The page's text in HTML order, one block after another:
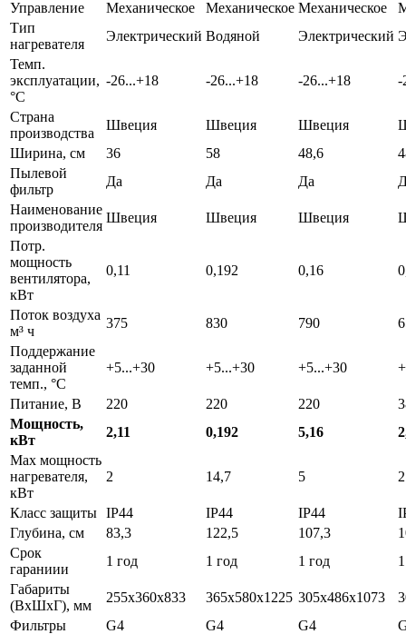
Управление Механическое Механическое Механическое
Тип
нагревателя
Электрический Водяной Электрический
Темп.
эксплуатации,
°С
-26...+18 -26...+18 -26...+18 -
Страна
производства
Швеция Швеция Швеция
Ширина, см
36 58 48,6
Пылевой
фильтр
Да Да Да
Наименование
производителя
Швеция Швеция Швеция
Потр.
мощность
вентилятора,
кВт
0,11 0,192 0,16
Поток воздуха
м³ ч
375 830 790
Поддержание
заданной
темп., °C
+5...+30 +5...+30 +5...+30
Питание, В 220 220 220
Мощность,
кВт
2,11 0,192 5,16
Max мощность
нагревателя,
кВт
2 14,7 5 2
Класс защиты IP44 IP44 IP44
Глубина, см
83,3 122,5 107,3
Срок
гараниии
1 год 1 год 1 год
Габариты
(ВхШхГ), мм
255х360х833 365х580х1225 305х486х1073
Фильтры
G4 G4 G4